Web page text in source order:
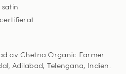
satin
av Chetna Organic Farmer
Adilabad, Telengana, Indien.